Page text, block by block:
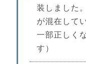
装しました
が混在して
一部正しく
す）